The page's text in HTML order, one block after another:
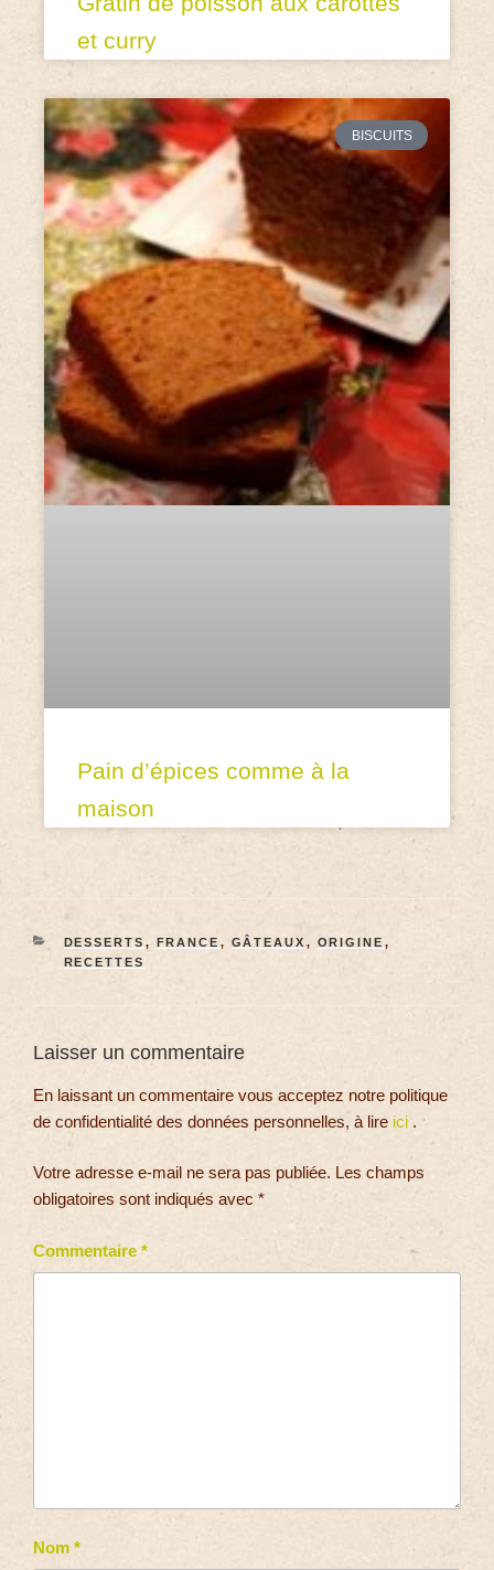
et curry
BISCUITS
Pain d’épices comme à la
maison
DESSERTS , FRANCE , GÂTEAUX , ORIGINE ,
RECETTES
Laisser un commentaire
En laissant un commentaire vous acceptez notre politique
de confidentialité des données personnelles, à lire ici .
Votre adresse e-mail ne sera pas publiée. Les champs
obligatoires sont indiqués avec *
Commentaire *
Nom *